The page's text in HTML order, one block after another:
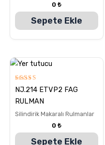
0 ₺
Sepete Ekle
5
üzerinden
5.00
oy aldı
NJ.214 ETVP2 FAG
RULMAN
Silindirik Makaralı Rulmanlar
0 ₺
Sepete Ekle